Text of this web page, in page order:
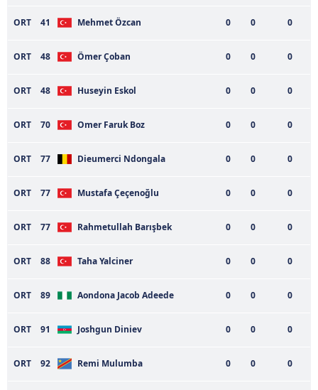
6698 sayılı Kişisel Verilerin Korunması Kanunu uyarınca
ilgili mevzuata uygun olarak kullanılan çerezlerle ilgili bilgi
ORT 41 Mehmet Özcan 0 0 0
ORT 48 Ömer Çoban 0 0 0
ORT 48 Huseyin Eskol 0 0 0
ORT 70 Omer Faruk Boz 0 0 0
ORT 77 Dieumerci Ndongala 0 0 0
ORT 77 Mustafa Çeçenoğlu 0 0 0
ORT 77 Rahmetullah Barışbek 0 0 0
ORT 88 Taha Yalciner 0 0 0
ORT 89 Aondona Jacob Adeede 0 0 0
ORT 91 Joshgun Diniev 0 0 0
ORT 92 Remi Mulumba 0 0 0